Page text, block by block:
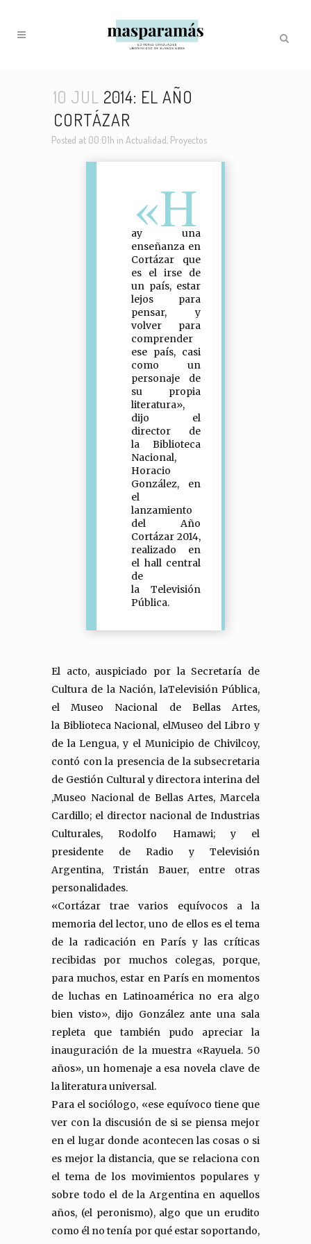
10 JUL 2014: EL AÑO
CORTÁZAR
Posted at 00:01h in Actualidad, Proyectos
«H
ay una
enseñanza en
Cortázar que
es el irse de
un país, estar
lejos para
pensar, y
volver para
comprender
ese país, casi
como un
personaje de
su propia
literatura»,
dijo el
director de
la Biblioteca
Nacional,
Horacio
González, en
el
lanzamiento
del Año
Cortázar 2014,
realizado en
el hall central
de
la Televisión
Pública.
El acto, auspiciado por la Secretaría de
Cultura de la Nación, laTelevisión Pública,
el Museo Nacional de Bellas Artes,
la Biblioteca Nacional, elMuseo del Libro y
de la Lengua, y el Municipio de Chivilcoy,
contó con la presencia de la subsecretaria
de Gestión Cultural y directora interina del
,Museo Nacional de Bellas Artes, Marcela
Cardillo; el director nacional de Industrias
Culturales, Rodolfo Hamawi; y el
presidente de Radio y Televisión
Argentina, Tristán Bauer, entre otras
personalidades.
«Cortázar trae varios equívocos a la
memoria del lector, uno de ellos es el tema
de la radicación en París y las críticas
recibidas por muchos colegas, porque,
para muchos, estar en París en momentos
de luchas en Latinoamérica no era algo
bien visto», dijo González ante una sala
repleta que también pudo apreciar la
inauguración de la muestra «Rayuela. 50
años», un homenaje a esa novela clave de
la literatura universal.
Para el sociólogo, «ese equívoco tiene que
ver con la discusión de si se piensa mejor
en el lugar donde acontecen las cosas o si
es mejor la distancia, que se relaciona con
el tema de los movimientos populares y
sobre todo el de la Argentina en aquellos
años, (el peronismo), algo que un erudito
como él no tenía por qué estar soportando,